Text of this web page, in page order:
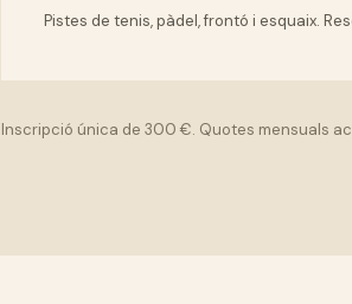
Pistes de tenis, pàdel, frontó i esquaix.
Inscripció única de 300 €. Quotes mensuals